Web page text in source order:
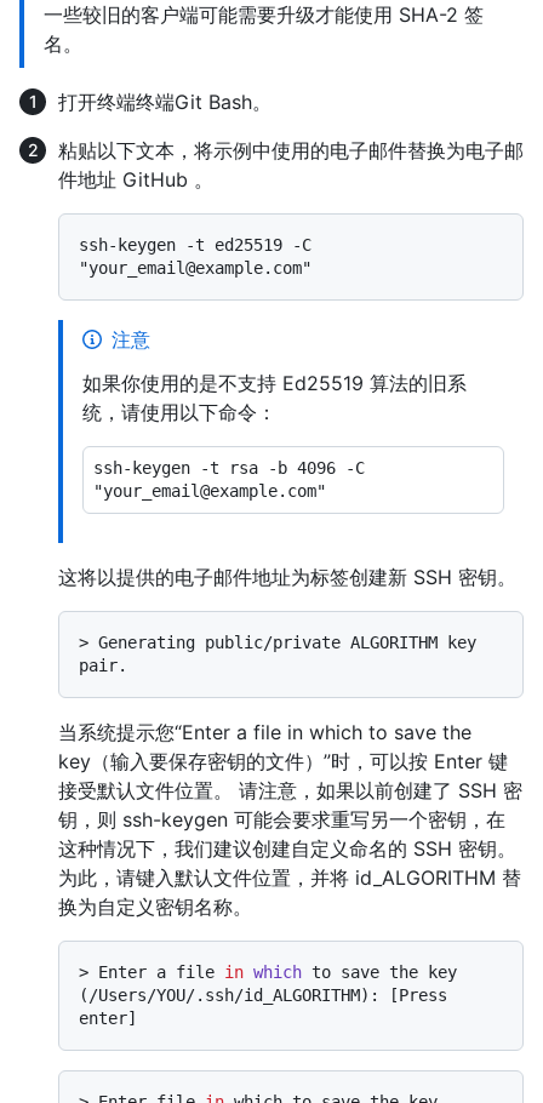
一些较旧的客户端可能需要升级才能使用 SHA-2 签
名。
打开终端终端Git Bash。
粘贴以下文本，将示例中使用的电子邮件替换为电子邮
件地址 GitHub 。
ssh-keygen -t ed25519 -C
注意
如果你使用的是不支持 Ed25519 算法的旧系
统，请使用以下命令：
ssh-keygen -t rsa -b 4096 -C
这将以提供的电子邮件地址为标签创建新 SSH 密钥。
> Generating public/private ALGORITHM key
pair.
当系统提示您“Enter a file in which to save the
key（输入要保存密钥的文件）”时，可以按 Enter 键
接受默认文件位置。 请注意，如果以前创建了 SSH 密
钥，则 ssh-keygen 可能会要求重写另一个密钥，在
这种情况下，我们建议创建自定义命名的 SSH 密钥。
为此，请键入默认文件位置，并将 id_ALGORITHM 替
换为自定义密钥名称。
> Enter a file in which to save the key
(/Users/YOU/.ssh/id_ALGORITHM): [Press
enter]